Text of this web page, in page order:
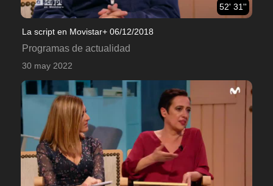
52' 31''
La script en Movistar+ 06/12/2018
Programas de actualidad
30 may 2022